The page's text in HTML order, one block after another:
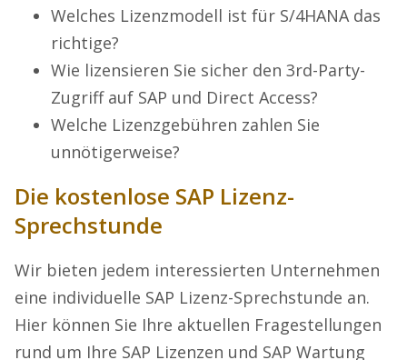
Welches Lizenzmodell ist für S/4HANA das
richtige?
Wie lizensieren Sie sicher den 3rd-Party-
Zugriff auf SAP und Direct Access?
Welche Lizenzgebühren zahlen Sie
unnötigerweise?
Die kostenlose SAP Lizenz-
Sprechstunde
Wir bieten jedem interessierten Unternehmen
eine individuelle SAP Lizenz-Sprechstunde an.
Hier können Sie Ihre aktuellen Fragestellungen
rund um Ihre SAP Lizenzen und SAP Wartung